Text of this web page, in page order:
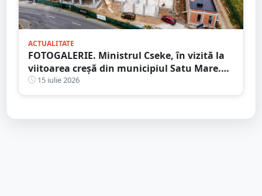
ACTUALITATE
FOTOGALERIE. Ministrul Cseke, în vizită la
viitoarea creșă din municipiul Satu Mare.
Ce spune primarul despre lucrări
15 iulie 2026